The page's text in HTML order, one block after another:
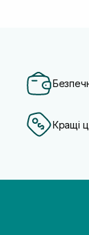
Кращі